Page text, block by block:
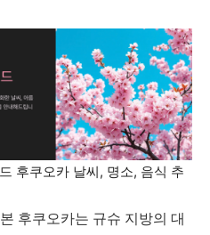
후쿠오카 날씨, 명소, 음식 추
후쿠오카는 규슈 지방의 대